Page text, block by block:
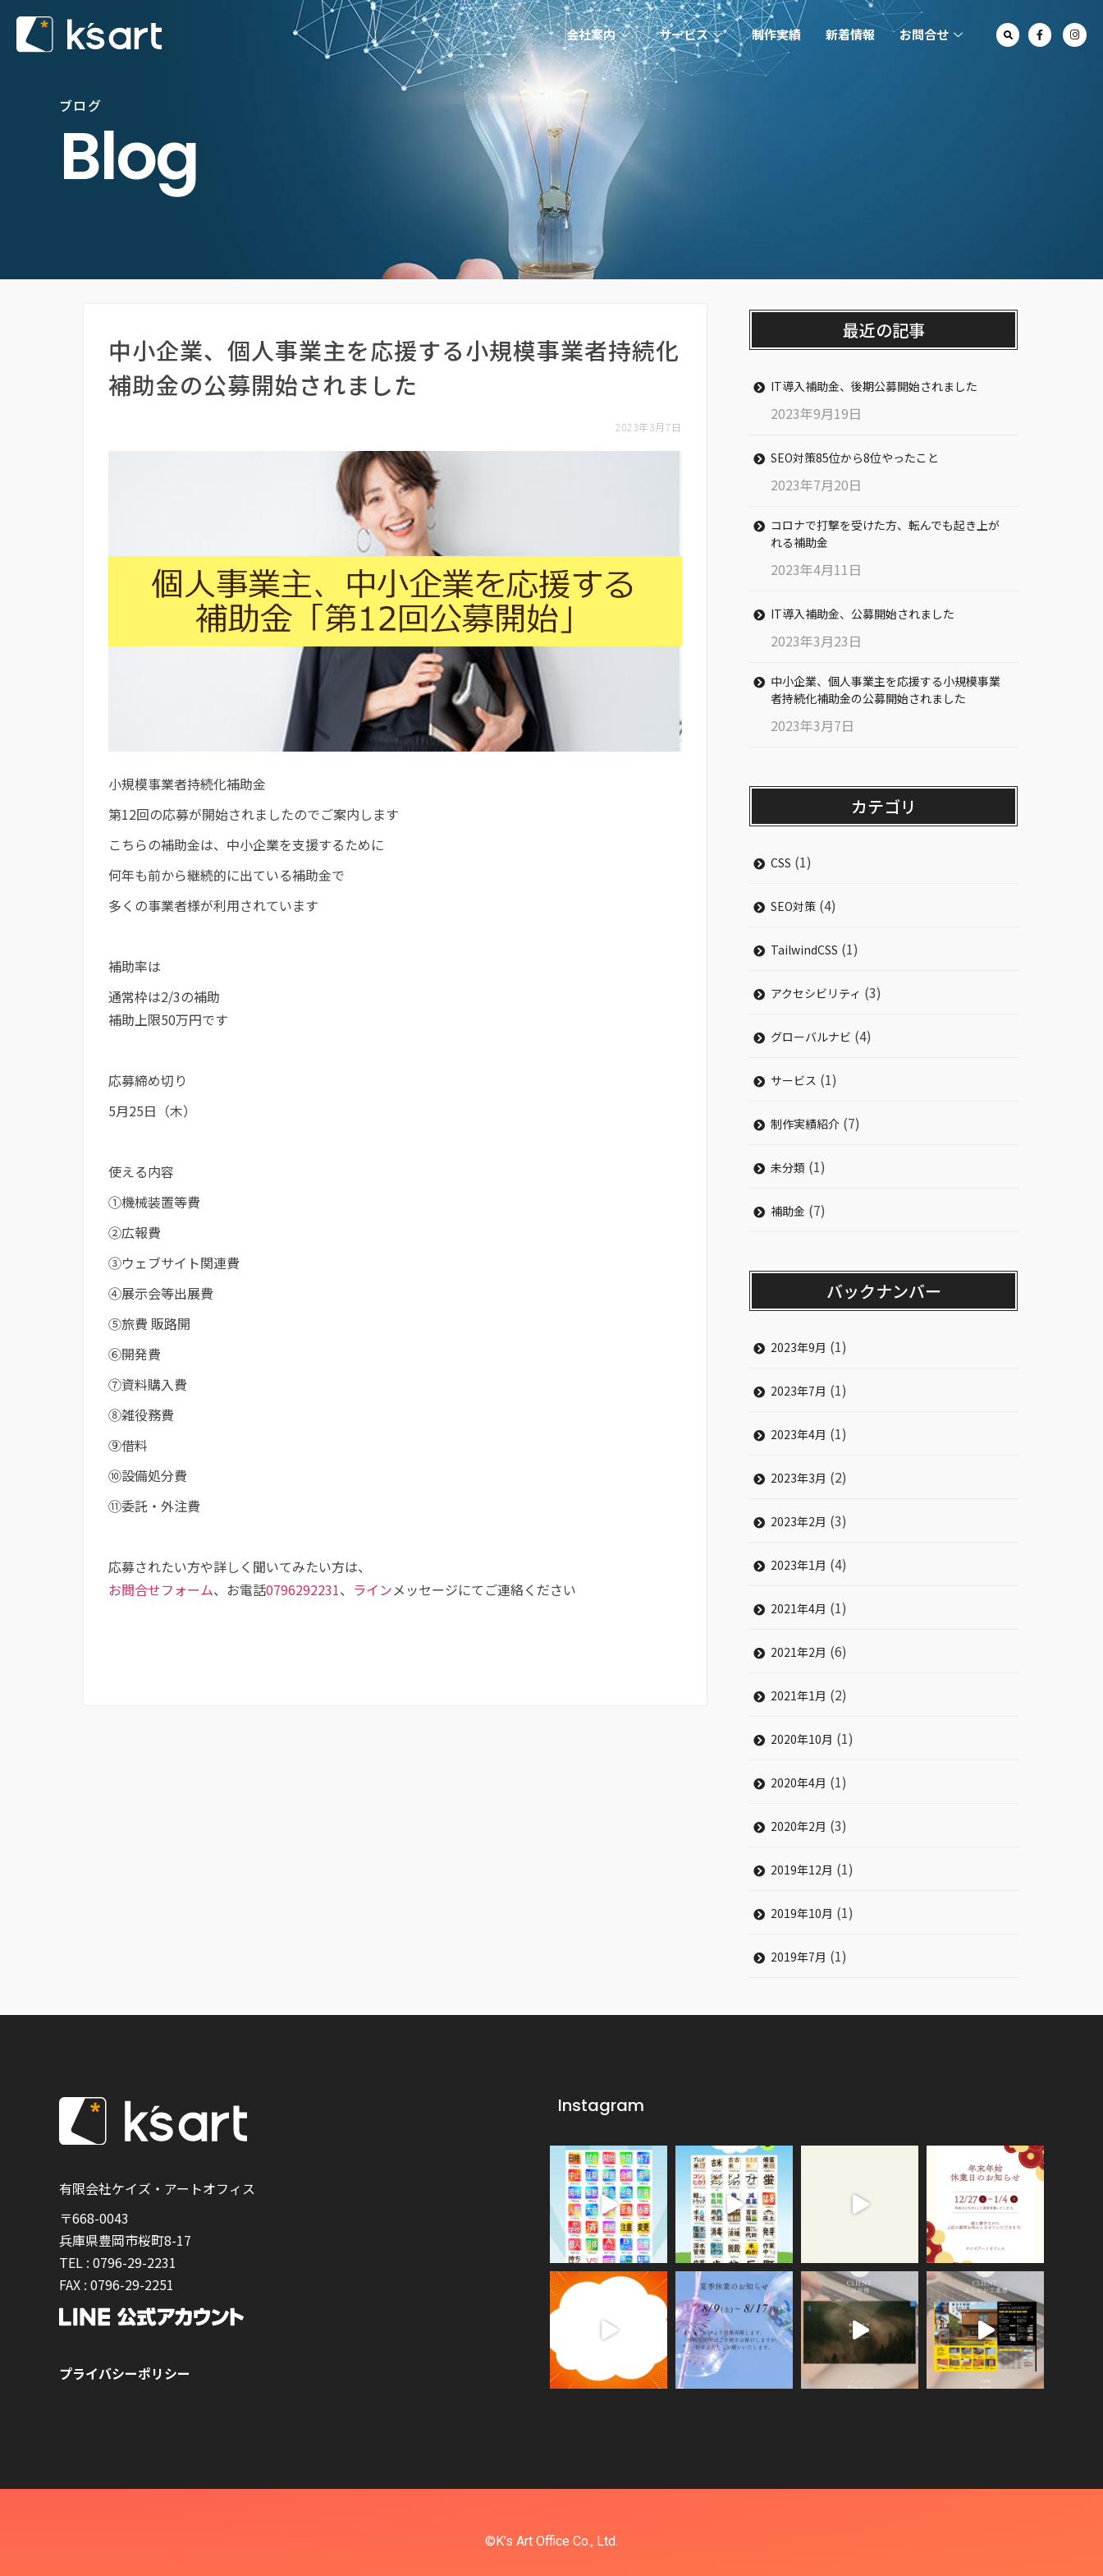
会社案内 サービス 制作実績 新着情報 お問合せ
ブログ
Blog
中小企業、個人事業主を応援する小規模事業者持続化
補助金の公募開始されました
2023年3月7日
小規模事業者持続化補助金
第12回の応募が開始されましたのでご案内します
こちらの補助金は、中小企業を支援するために
何年も前から継続的に出ている補助金で
多くの事業者様が利用されています
補助率は
通常枠は2/3の補助
補助上限50万円です
応募締め切り
5月25日（木）
使える内容
①機械装置等費
②広報費
③ウェブサイト関連費
④展示会等出展費
⑤旅費 販路開
⑥開発費
⑦資料購入費
⑧雑役務費
⑨借料
⑩設備処分費
⑪委託・外注費
応募されたい方や詳しく聞いてみたい方は、
お問合せフォーム、お電話0796292231、 ラインメッセージにてご連絡ください
最近の記事
IT導入補助金、後期公募開始されました
2023年9月19日
SEO対策85位から8位やったこと
2023年7月20日
コロナで打撃を受けた方、転んでも起き上が
れる補助金
2023年4月11日
IT導入補助金、公募開始されました
2023年3月23日
中小企業、個人事業主を応援する小規模事業
者持続化補助金の公募開始されました
2023年3月7日
カテゴリ
CSS (1)
SEO対策 (4)
TailwindCSS (1)
アクセシビリティ (3)
グローバルナビ (4)
サービス (1)
制作実績紹介 (7)
未分類 (1)
補助金 (7)
バックナンバー
2023年9月 (1)
2023年7月 (1)
2023年4月 (1)
2023年3月 (2)
2023年2月 (3)
2023年1月 (4)
2021年4月 (1)
2021年2月 (6)
2021年1月 (2)
2020年10月 (1)
2020年4月 (1)
2020年2月 (3)
2019年12月 (1)
2019年10月 (1)
2019年7月 (1)
有限会社ケイズ・アートオフィス
〒668-0043
兵庫県豊岡市桜町8-17
TEL : 0796-29-2231
FAX : 0796-29-2251
プライバシーポリシー
Instagram
©K’s Art Office Co., Ltd.